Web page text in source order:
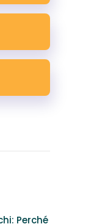
Perché